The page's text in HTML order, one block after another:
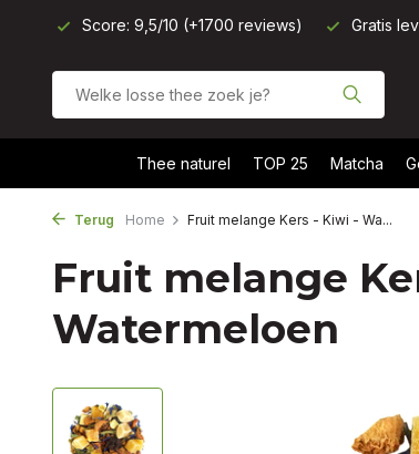
Score: 9,5/10 (+1700 reviews) Gratis
Thee naturel TOP 25 Matcha
Terug Home Fruit melange Kers - Kiwi - Wa...
Fruit melange
Watermeloen